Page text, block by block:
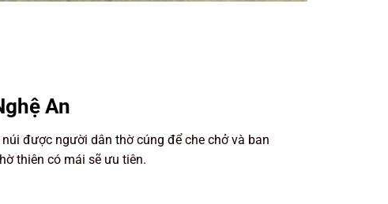
An
được người dân thờ cúng để che chở và ban
thiên có mái sẽ ưu tiên.